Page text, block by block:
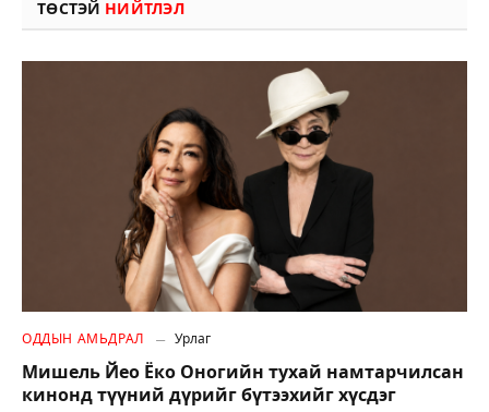
ТӨСТЭЙ НИЙТЛЭЛ
ОДДЫН АМЬДРАЛ Урлаг
Мишель Йео Ёко Оногийн тухай намтарчилсан
кинонд түүний дүрийг бүтээхийг хүсдэг